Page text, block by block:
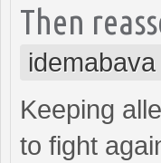
Then
Keeping
to fight